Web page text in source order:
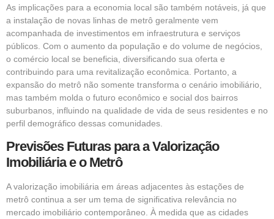
As implicações para a economia local são também notáveis, já que
a instalação de novas linhas de metrô geralmente vem
acompanhada de investimentos em infraestrutura e serviços
públicos. Com o aumento da população e do volume de negócios,
o comércio local se beneficia, diversificando sua oferta e
contribuindo para uma revitalização econômica. Portanto, a
expansão do metrô não somente transforma o cenário imobiliário,
mas também molda o futuro econômico e social dos bairros
suburbanos, influindo na qualidade de vida de seus residentes e no
perfil demográfico dessas comunidades.
Previsões Futuras para a Valorização
Imobiliária e o Metrô
A valorização imobiliária em áreas adjacentes às estações de
metrô continua a ser um tema de significativa relevância no
mercado imobiliário contemporâneo. À medida que as cidades